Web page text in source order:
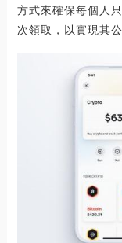
方式來確保每個人
次領取，以實現其